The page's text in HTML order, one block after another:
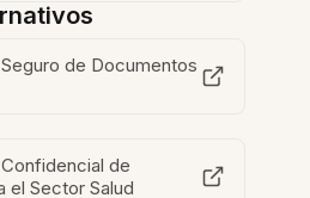
de Documentos
de
el Sector Salud